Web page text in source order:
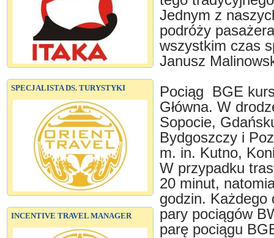
SPECJALISTA DS. TURYSTYKI
INCENTIVE TRAVEL MANAGER
Jednym z
podróży
wszystkim czas
Janusz
Pociąg BGE
Główna. W
Sopocie,
Bydgoszczy i
m. in. Kutno,
W przypadku
20 minut,
godzin. Każdego
pary pociągów
parę pociągu